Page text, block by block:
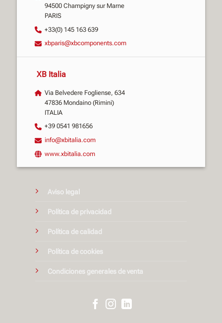
94500 Champigny sur Marne
PARIS
+33(0) 145 163 639
xbparis@xbcomponents.com
XB Italia
Via Belvedere Fogliense, 634
47836 Mondaino (Rimini)
ITALIA
+39 0541 981656
info@xbitalia.com
www.xbitalia.com
Aviso legal
Política de privacidad
Política de calidad
Política de cookies
Condiciones generales de venta